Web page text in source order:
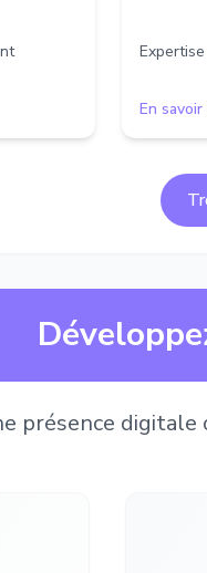
En
présence